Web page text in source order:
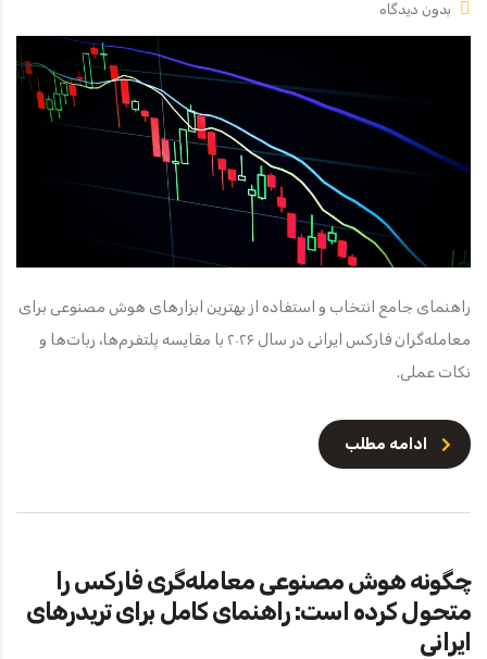
بدون دیدگاه
راهنمای جامع انتخاب و استفاده از بهترین ابزارهای هوش مصنوعی برای
معامله‌گران فارکس ایرانی در سال ۲۰۲۶ با مقایسه پلتفرم‌ها، ربات‌ها و
نکات عملی.
ادامه مطلب
چگونه هوش مصنوعی معامله‌گری فارکس را
متحول کرده است: راهنمای کامل برای تریدرهای
ایرانی